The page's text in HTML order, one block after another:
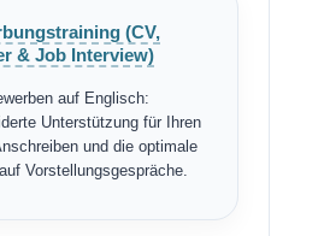
(CV,
& Job Interview)
auf Englisch:
Unterstützung für Ihren
und die optimale
Vorstellungsgespräche.